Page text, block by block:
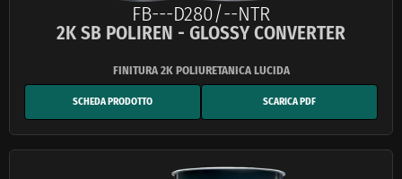
FB---D280/--NTR
2K SB POLIREN - GLOSSY CONVERTER
SCHEDA PRODOTTO SCARICA PDF